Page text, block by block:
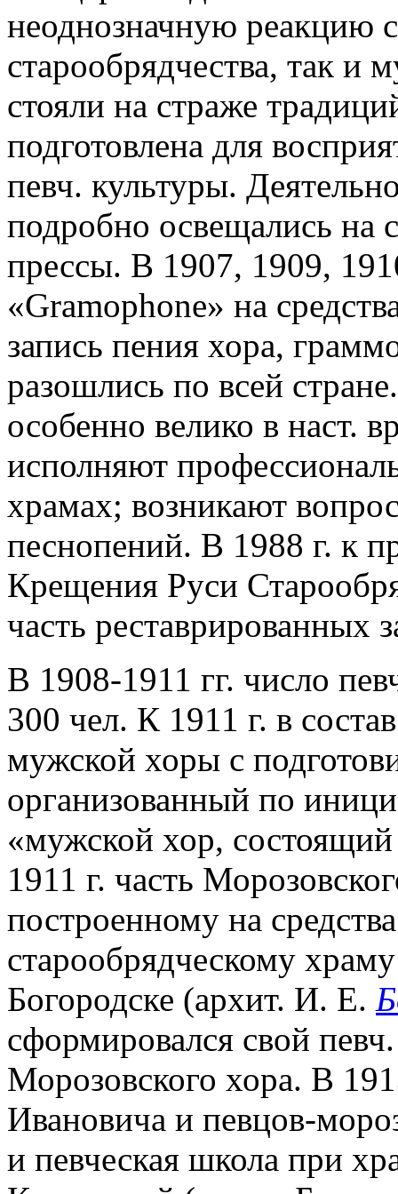
неоднозначную реакцию
старообрядчества, так и
стояли на страже
подготовлена для
певч. культуры.
подробно освещались на
прессы. В 1907, 1909,
«Gramophone» на
запись пения хора,
разошлись по всей
особенно велико в наст.
исполняют
храмах; возникают
песнопений. В 1988 г. к
Крещения Руси
часть реставрированных
В 1908-1911 гг. число
300 чел. К 1911 г. в
мужской хоры с
организованный по
«мужской хор,
1911 г. часть
построенному на
старообрядческому
Богородске (архит. И. Е.
сформировался свой
Морозовского хора. В
Ивановича и певцов-
и певческая школа при